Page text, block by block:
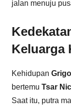
jalan menuju
Keluarga
Kehidupan
bertemu Tsar
Saat itu, putra